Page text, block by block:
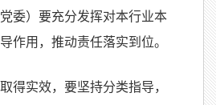
委）要充分发挥对本行业本
作用，推动责任落实到位。
实效，要坚持分类指导，